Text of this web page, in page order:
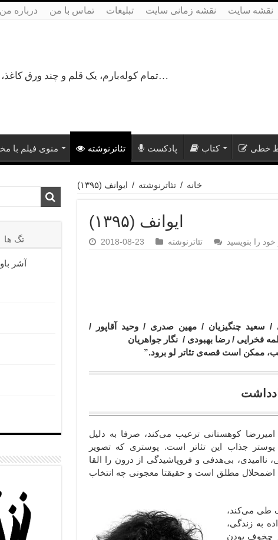
درباره من تماس با من تبلیغات نقشه زمانی سایت نقشه سایت
تمام کوله‌بارم، یک قلم و چند ورق کاغذ، می‌گذرم از هزار و یک راه نرفته…
منوی فیلم با تئاترنوشته پادکست کتاب خطی
خانه / تئاترنوشته / ایوانف (۱۳۹۵)
ایوانف (۱۳۹۵)
2018-08-23 تئاترنوشته را بنویسید
سعید چنگیزیان / مهین صدری / وحید آقاپور /
فخرایی / رضا بهبودی / نگار جواهریان
ممکن است قصه‌ی تئاتر لو برود.”
امیررضا کوهستانی ترعیب می‌کند، صرفا به دلیل
جذاب این تئاتر است. پوستری که تصویر
بی‌هدفی و فروپاشیدگی از درون را القا
مطلق است و حقیقتا معجونی چه انتخاب
طی می‌کند،
به زندگی،
چخوف بودن
تگ ها
آشر